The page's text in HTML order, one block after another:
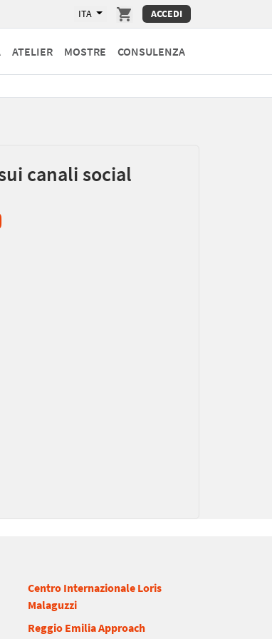
ITA ACCEDI
ATELIER MOSTRE CONSULENZA
canali social
Centro Internazionale Loris
Malaguzzi
Reggio Emilia Approach